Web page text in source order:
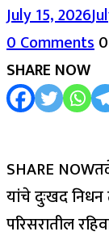
July 15, 2026
0 Comments
SHARE NOW
SHARE
यांचे दुःखद निधन
परिसरातील